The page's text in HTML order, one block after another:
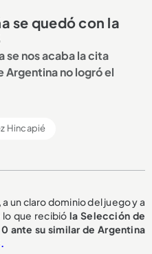
se quedó con la
se nos acaba la cita
Argentina no logró el
Hincapié
, a un claro dominio del juego y a
lo que recibióla Selección de
ante su similar de Argentina